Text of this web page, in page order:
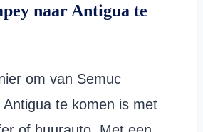
naar Antigua te
om van Semuc
te komen is met